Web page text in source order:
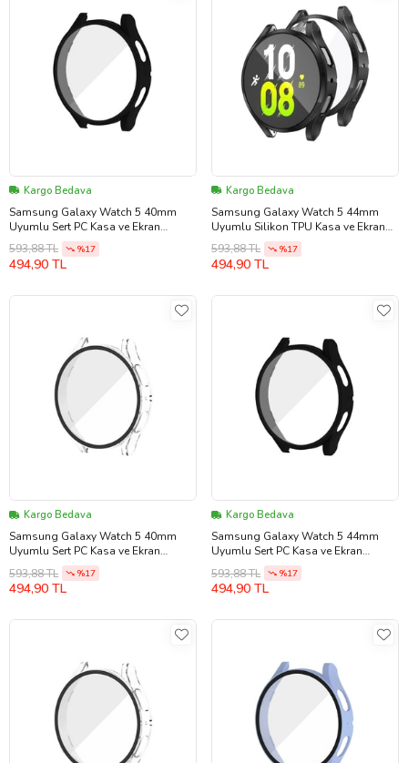
Kargo Bedava
Samsung Galaxy Watch 5 40mm
Uyumlu Sert PC Kasa ve Ekran
Koruyucu Zore Watch Gard 14
(Siyah)
593,88 TL %17
494,90 TL
Kargo Bedava
Samsung Galaxy Watch 5 44mm
Uyumlu Silikon TPU Kasa ve Ekran
Koruyucu Zore Watch Gard 15
(Siyah)
593,88 TL %17
494,90 TL
Kargo Bedava
Samsung Galaxy Watch 5 40mm
Uyumlu Sert PC Kasa ve Ekran
Koruyucu Zore Watch Gard 14
(Renksiz)
593,88 TL %17
494,90 TL
Kargo Bedava
Samsung Galaxy Watch 5 44mm
Uyumlu Sert PC Kasa ve Ekran
Koruyucu Zore Watch Gard 14
(Siyah)
593,88 TL %17
494,90 TL